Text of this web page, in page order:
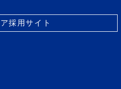
採用サイト